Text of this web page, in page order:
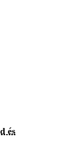
és